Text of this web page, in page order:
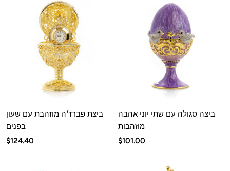
ביצה סגולה עם שתי יוני אהבה
מוזהבות
מחיר
$101.00
ביצת פברז׳ה מוזהבת עם שעון
בפנים
מחיר
$124.40